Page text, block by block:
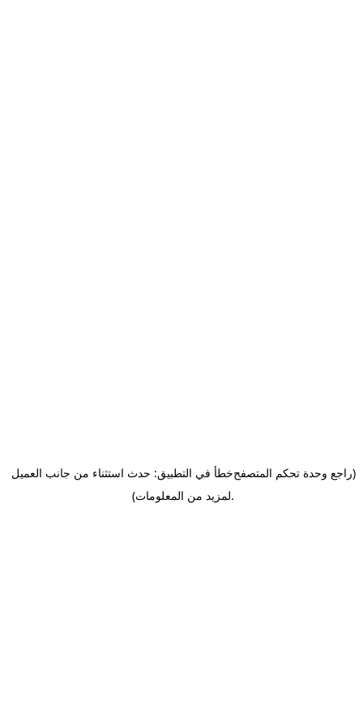
خطأ في التطبيق: حدث استثناء من جانب العميل(راجع وحدة تحكم المتصفح
لمزيد من المعلومات).